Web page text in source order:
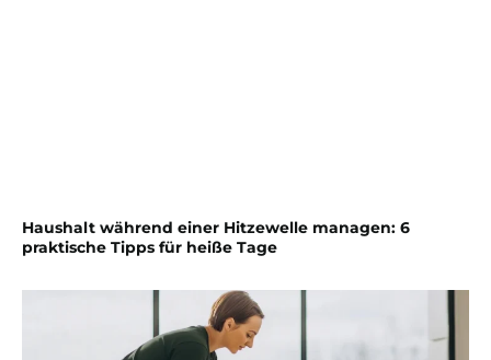
Haushalt während einer Hitzewelle managen: 6
praktische Tipps für heiße Tage